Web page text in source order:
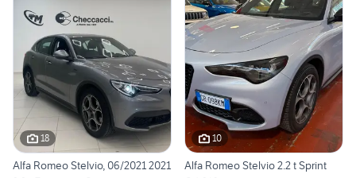
18
Alfa Romeo Stelvio, 06/2021 2021
10
Alfa Romeo Stelvio 2.2 t Sprint